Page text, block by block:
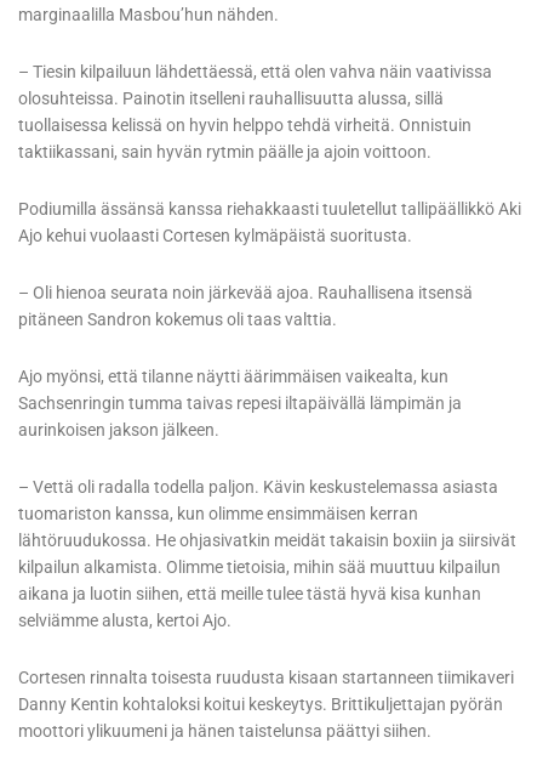
marginaalilla Masbou’hun nähden.
– Tiesin kilpailuun lähdettäessä, että olen vahva näin vaativissa
olosuhteissa. Painotin itselleni rauhallisuutta alussa, sillä
tuollaisessa kelissä on hyvin helppo tehdä virheitä. Onnistuin
taktiikassani, sain hyvän rytmin päälle ja ajoin voittoon.
Podiumilla ässänsä kanssa riehakkaasti tuuletellut tallipäällikkö Aki
Ajo kehui vuolaasti Cortesen kylmäpäistä suoritusta.
– Oli hienoa seurata noin järkevää ajoa. Rauhallisena itsensä
pitäneen Sandron kokemus oli taas valttia.
Ajo myönsi, että tilanne näytti äärimmäisen vaikealta, kun
Sachsenringin tumma taivas repesi iltapäivällä lämpimän ja
aurinkoisen jakson jälkeen.
– Vettä oli radalla todella paljon. Kävin keskustelemassa asiasta
tuomariston kanssa, kun olimme ensimmäisen kerran
lähtöruudukossa. He ohjasivatkin meidät takaisin boxiin ja siirsivät
kilpailun alkamista. Olimme tietoisia, mihin sää muuttuu kilpailun
aikana ja luotin siihen, että meille tulee tästä hyvä kisa kunhan
selviämme alusta, kertoi Ajo.
Cortesen rinnalta toisesta ruudusta kisaan startanneen tiimikaveri
Danny Kentin kohtaloksi koitui keskeytys. Brittikuljettajan pyörän
moottori ylikuumeni ja hänen taistelunsa päättyi siihen.